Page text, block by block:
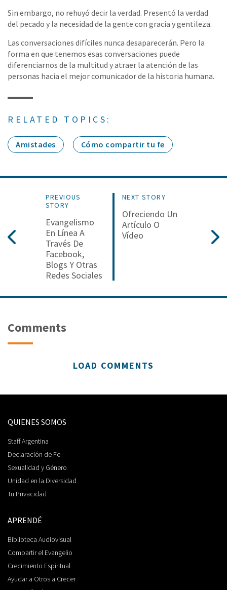
Sin embargo, no rehuyó decir la verdad. Presentó la verdad
del pecado y la necesidad de la gente con gracia y gentileza.
Las conversaciones difíciles nunca desaparecerán. Pero la
forma en que tenemos esas conversaciones puede
diferenciarnos de la multitud y atraer la atención de las
personas hacia el mejor comunicador de la historia humana.
RELATED TOPICS:
Amistades Cómo compartir tu fe
PREVIOUS
STORY
Evangelismo
En Línea A
Través De
Facebook,
Blogs Y Otras
Redes Sociales
NEXT STORY
Ofreciendo Un
Artículo O
Vídeo
Comments
LOAD COMMENTS
QUIENES SOMOS
Staff Argentina
Declaración de Fe
Sexualidad y Género
Unidad en la Diversidad
Tu Privacidad
APRENDÉ
Biblioteca Audiovisual
Compartir el Evangelio
Crecimiento Espiritual
Ayudar a Otros a Crecer